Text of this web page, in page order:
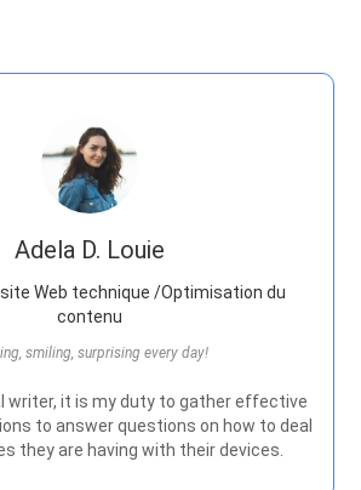
Adela D. Louie
Web technique /Optimisation du
contenu
smiling, surprising every day!
writer, it is my duty to gather effective
to answer questions on how to deal
they are having with their devices.